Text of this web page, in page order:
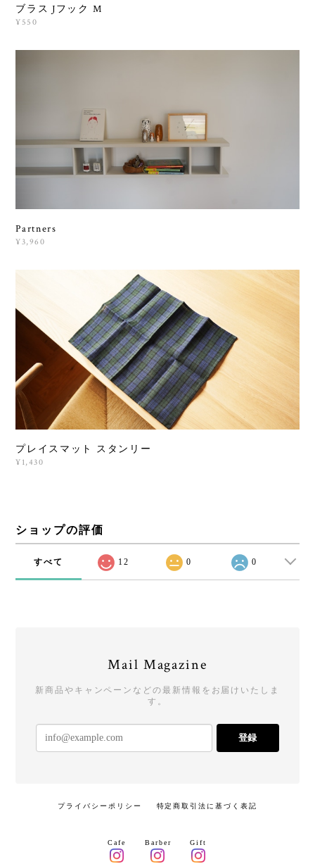
ブラス Jフック M
¥550
Partners
¥3,960
プレイスマット スタンリー
¥1,430
ショップの評価
すべて 12 0 0
Mail Magazine
新商品やキャンペーンなどの最新情報をお届けいたしま
す。
登録
プライバシーポリシー 特定商取引法に基づく表記
Cafe Barber Gift